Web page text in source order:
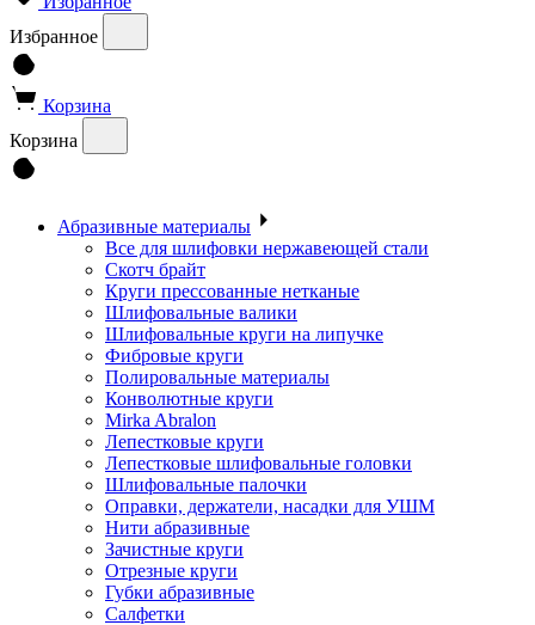
Избранное
Корзина
Корзина
Абразивные материалы
Все для шлифовки нержавеющей стали
Скотч брайт
Круги прессованные нетканые
Шлифовальные валики
Шлифовальные круги на липучке
Фибровые круги
Полировальные материалы
Конволютные круги
Mirka Abralon
Лепестковые круги
Лепестковые шлифовальные головки
Шлифовальные палочки
Оправки, держатели, насадки для УШМ
Нити абразивные
Зачистные круги
Отрезные круги
Губки абразивные
Салфетки